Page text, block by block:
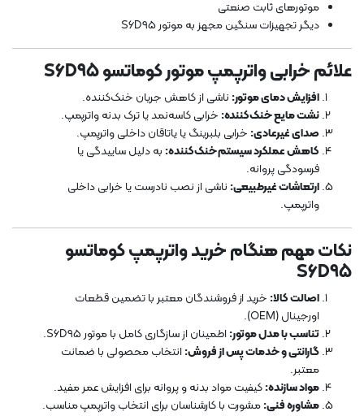
موتورهای ثابت صنعتی
دیگر تجهیزات سنگین مجهز به موتور S6D95
علائم خرابی واترپمپ موتور کوماتسو S6D95
افزایش دمای موتور: ناشی از کاهش جریان خنک‌کننده.
نشت مایع خنک‌کننده: خرابی کاسه‌نمد یا ترک بدنه واترپمپ.
صدای غیرعادی: خرابی بلبرینگ یا یاتاقان داخلی واترپمپ.
کاهش عملکرد سیستم خنک‌کننده: به دلیل ساییدگی یا
فرسودگی پروانه.
ارتعاشات غیرطبیعی: ناشی از نصب نادرست یا خرابی داخلی
واترپمپ.
نکات مهم هنگام خرید واترپمپ کوماتسو
S6D95
اصالت کالا: خرید از فروشندگان معتبر با تضمین قطعات
اورجینال (OEM).
تناسب با مدل موتور:اطمینان از سازگاری کامل با موتور S6D95.
گارانتی و خدمات پس از فروش:انتخاب محصولی با ضمانت
معتبر.
مواد سازنده:کیفیت مواد بدنه و پروانه برای افزایش عمر مفید.
مشاوره فنی:مشورت با کارشناسان برای انتخاب واترپمپ مناسب.